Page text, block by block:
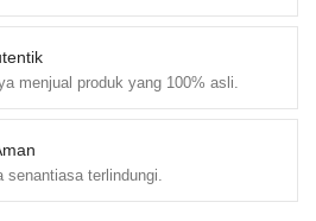
menjual produk yang 100% asli.
senantiasa terlindungi.